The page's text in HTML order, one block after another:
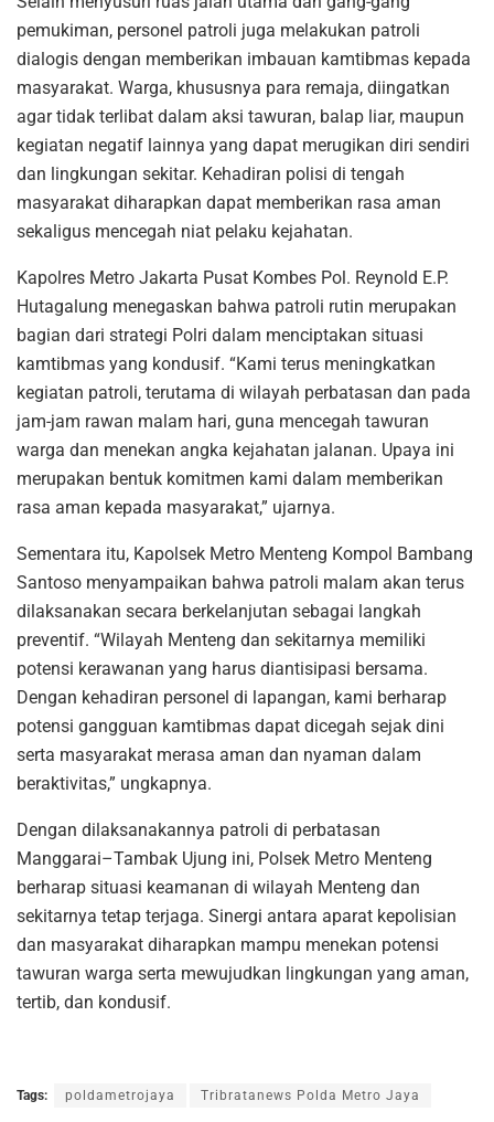
pemukiman, personel patroli juga melakukan patroli
dialogis dengan memberikan imbauan kamtibmas kepada
masyarakat. Warga, khususnya para remaja, diingatkan
agar tidak terlibat dalam aksi tawuran, balap liar, maupun
kegiatan negatif lainnya yang dapat merugikan diri sendiri
dan lingkungan sekitar. Kehadiran polisi di tengah
masyarakat diharapkan dapat memberikan rasa aman
sekaligus mencegah niat pelaku kejahatan.
Kapolres Metro Jakarta Pusat Kombes Pol. Reynold E.P.
Hutagalung menegaskan bahwa patroli rutin merupakan
bagian dari strategi Polri dalam menciptakan situasi
kamtibmas yang kondusif. “Kami terus meningkatkan
kegiatan patroli, terutama di wilayah perbatasan dan pada
jam-jam rawan malam hari, guna mencegah tawuran
warga dan menekan angka kejahatan jalanan. Upaya ini
merupakan bentuk komitmen kami dalam memberikan
rasa aman kepada masyarakat,” ujarnya.
Sementara itu, Kapolsek Metro Menteng Kompol Bambang
Santoso menyampaikan bahwa patroli malam akan terus
dilaksanakan secara berkelanjutan sebagai langkah
preventif. “Wilayah Menteng dan sekitarnya memiliki
potensi kerawanan yang harus diantisipasi bersama.
Dengan kehadiran personel di lapangan, kami berharap
potensi gangguan kamtibmas dapat dicegah sejak dini
serta masyarakat merasa aman dan nyaman dalam
beraktivitas,” ungkapnya.
Dengan dilaksanakannya patroli di perbatasan
Manggarai–Tambak Ujung ini, Polsek Metro Menteng
berharap situasi keamanan di wilayah Menteng dan
sekitarnya tetap terjaga. Sinergi antara aparat kepolisian
dan masyarakat diharapkan mampu menekan potensi
tawuran warga serta mewujudkan lingkungan yang aman,
tertib, dan kondusif.
Tags: poldametrojaya Tribratanews Polda Metro Jaya